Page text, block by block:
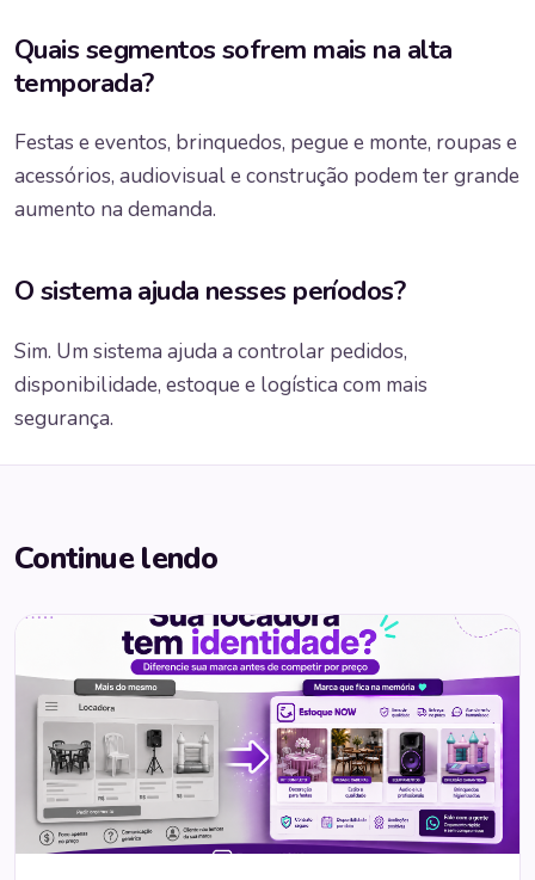
Quais segmentos sofrem mais na alta
temporada?
Festas e eventos, brinquedos, pegue e monte, roupas e
acessórios, audiovisual e construção podem ter grande
aumento na demanda.
O sistema ajuda nesses períodos?
Sim. Um sistema ajuda a controlar pedidos,
disponibilidade, estoque e logística com mais
segurança.
Continue lendo